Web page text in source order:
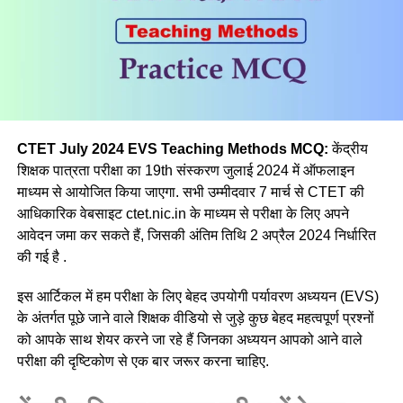
Q.2 सामाजिक विज्ञान में एक विषय के रूप में माध्यमिक स्तर पर नहीं है
(c) इतिहास
(d) राजनीतिक विज्ञान
Ans a
Q.3 निम्नलिखित में से कौन-सी सामाजिक विज्ञान शिक्षण विधि, विद्यार्थियों
की प्रस्ताव करने की, तार्किक बहस करने की, जवाबी तर्क देने की और
तथ्यों या विचारों को प्रस्तुत करने की क्षमता को विकसित करती है?
(a) Debate/वाद-विवाद
CTET July 2024 EVS Teaching Methods MCQ:केंद्रीय
शिक्षक पात्रता परीक्षा का 19th संस्करण जुलाई 2024 में ऑफलाइन
माध्यम से आयोजित किया जाएगा. सभी उम्मीदवार 7 मार्च से CTET की
आधिकारिक वेबसाइट ctet.nic.in के माध्यम से परीक्षा के लिए अपने
आवेदन जमा कर सकते हैं, जिसकी अंतिम तिथि 2 अप्रैल 2024 निर्धारित
की गई है .
इस आर्टिकल में हम परीक्षा के लिए बेहद उपयोगी पर्यावरण अध्ययन (EVS)
के अंतर्गत पूछे जाने वाले शिक्षक वीडियो से जुड़े कुछ बेहद महत्वपूर्ण प्रश्नों
को आपके साथ शेयर करने जा रहे हैं जिनका अध्ययन आपको आने वाले
परीक्षा की दृष्टिकोण से एक बार जरूर करना चाहिए.